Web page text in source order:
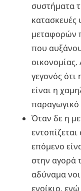
συστήματα
κατασκευές
μεταφορών
που
γεγονός
είναι η
Όταν δε η
εντοπίζεται
επόμενο
στην αγορά
αδύναμα
ενοίκιο,